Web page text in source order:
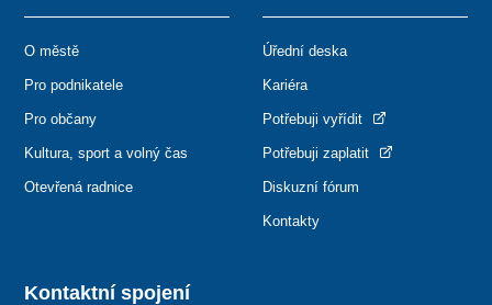
Kontaktní spojení
O městě
Pro podnikatele
Pro občany
Kultura, sport a volný čas
Otevřená radnice
Úřední deska
Kariéra
Potřebuji vyřídit
Potřebuji zaplatit
Diskuzní fórum
Kontakty